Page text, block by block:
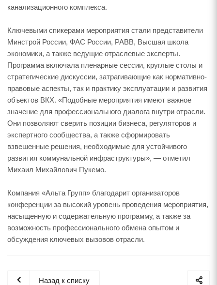
канализационного комплекса.
Ключевыми спикерами мероприятия стали представители
Минстрой России, ФАС России, РАВВ, Высшая школа
экономики, а также ведущие отраслевые эксперты.
Программа включала пленарные сессии, круглые столы и
стратегические дискуссии, затрагивающие как нормативно-
правовые аспекты, так и практику эксплуатации и развития
объектов ВКХ. «Подобные мероприятия имеют важное
значение для профессионального диалога внутри отрасли.
Они позволяют сверить позиции бизнеса, регуляторов и
экспертного сообщества, а также сформировать
взвешенные решения, необходимые для устойчивого
развития коммунальной инфраструктуры», — отметил
Михаил Михайлович Пукемо.
Компания «Альта Групп» благодарит организаторов
конференции за высокий уровень проведения мероприятия,
насыщенную и содержательную программу, а также за
возможность профессионального обмена опытом и
обсуждения ключевых вызовов отрасли.
Назад к списку